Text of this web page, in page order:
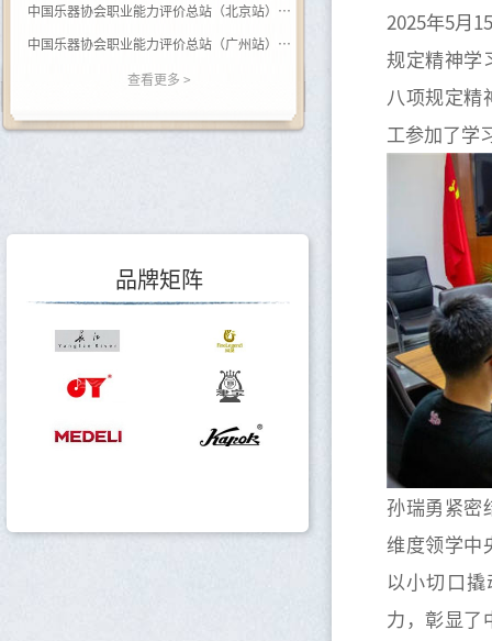
中国乐器协会职业能力评价总站（北京站） 关于开展（黑河学院）钢琴调律师职业等级评价的通知
中国乐器协会职业能力评价总站（广州站） 2026年广西站钢琴调律师等级评价通知
关于举办乐器行业数据价值专题培训的通知
查看更多 >
品牌矩阵
2025年5月
规定精神学
八项规定精
工参加了学
孙瑞勇紧
维度领学中
以小切口
力，彰显了